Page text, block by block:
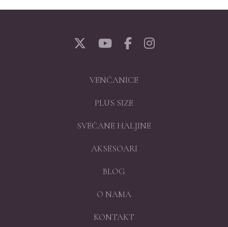
VENČANICE
PLUS SIZE
SVEČANE HALJINE
AKSESOARI
BLOG
O NAMA
KONTAKT